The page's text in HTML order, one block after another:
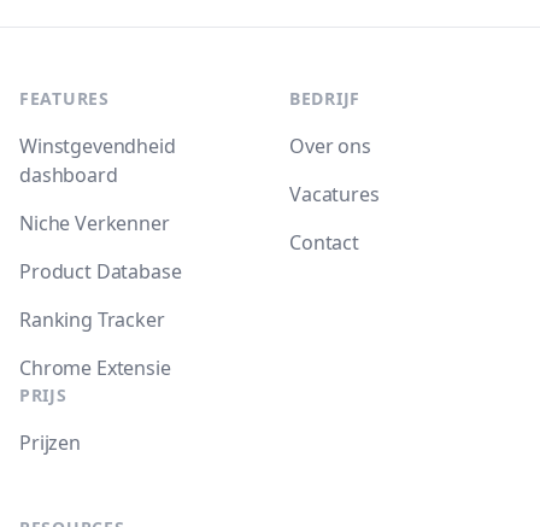
FEATURES
Winstgevendheid
dashboard
Niche Verkenner
Product Database
Ranking Tracker
Chrome Extensie
PRIJS
Prijzen
BEDRIJF
Over ons
Vacatures
Contact